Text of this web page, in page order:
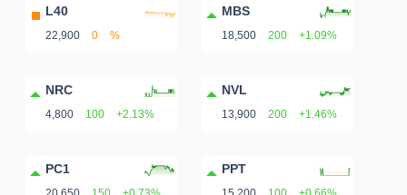
L40
22,900 0 %
MBS
18,500 200 +1.09%
NRC
4,800 100 +2.13%
NVL
13,900 200 +1.46%
PC1 PPT